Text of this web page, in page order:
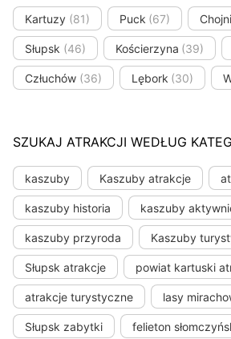
Kartuzy (81) Puck (67)
Słupsk (46) Kościerzyna (39)
Człuchów (36) Lębork (30)
SZUKAJ ATRAKCJI WEDŁUG
kaszuby Kaszuby atrakcje
kaszuby historia kaszuby
kaszuby przyroda Kaszuby
Słupsk atrakcje powiat kartuski
atrakcje turystyczne lasy
Słupsk zabytki felieton